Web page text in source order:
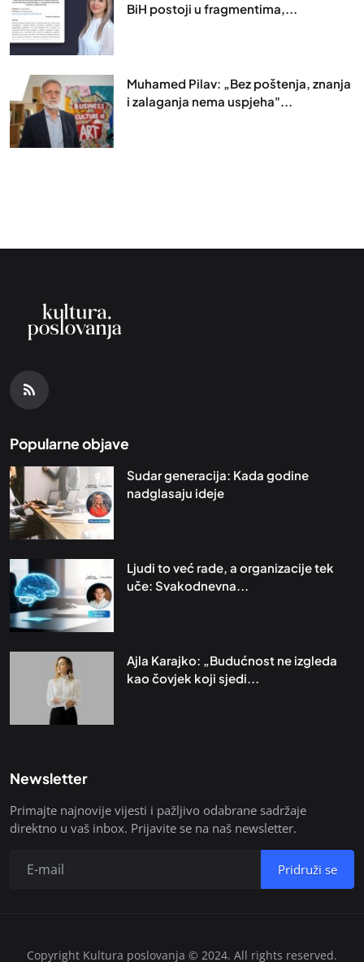
BiH postoji u fragmentima,...
Muhamed Pilav: „Bez poštenja, znanja
i zalaganja nema uspjeha"...
Popularne objave
Sudar generacija: Kada godine
nadglasaju ideje
Ljudi to već rade, a organizacije tek
uče: Svakodnevna...
Ajla Karajko: „Budućnost ne izgleda
kao čovjek koji sjedi...
Newsletter
Primajte najnovije vijesti i pažljivo odabrane sadržaje
direktno u vaš inbox. Prijavite se na naš newsletter.
Pridruži se
Copyright Kultura poslovanja © 2024. All rights reserved.